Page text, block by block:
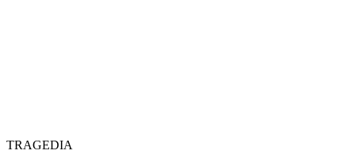
TRAGEDIA